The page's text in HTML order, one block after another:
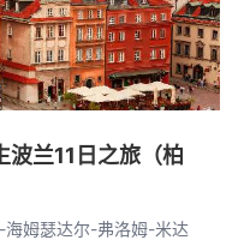
兰11日之旅（柏
姆瑟达尔-弗洛姆-米达